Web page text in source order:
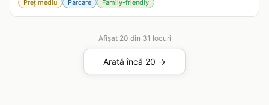
Preț mediu Parcare Family-friendly
Afișat 20 din 31 locuri
Arată încă 20 →